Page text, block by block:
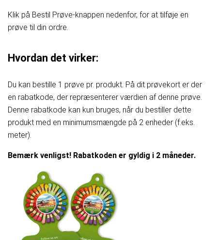
Klik på Bestil Prøve-knappen nedenfor, for at tilføje en
prøve til din ordre.
Hvordan det virker:
Du kan bestille 1 prøve pr. produkt. På dit prøvekort er der
en rabatkode, der repræsenterer værdien af denne prøve.
Denne rabatkode kan kun bruges, når du bestiller dette
produkt med en minimumsmængde på 2 enheder (f.eks.
meter).
Bemærk venligst! Rabatkoden er gyldig i 2 måneder.